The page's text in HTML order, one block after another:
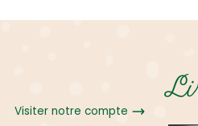
Visiter notre compte